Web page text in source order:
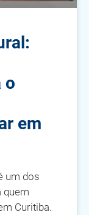
o
em
um dos
quem
Curitiba.